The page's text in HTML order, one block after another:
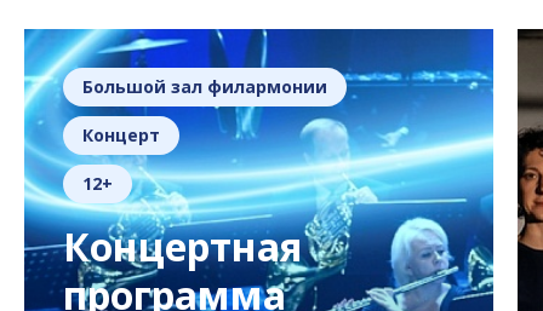
Большой зал филармонии
Концерт
12+
Концертная
программа